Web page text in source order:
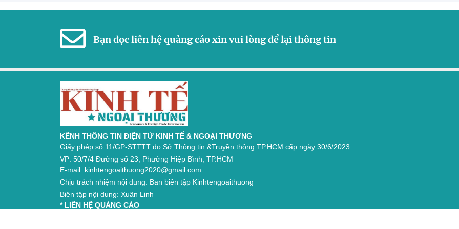
Bạn đọc liên hệ quảng cáo xin vui lòng để lại thông tin
KÊNH THÔNG TIN ĐIỆN TỬ KINH TẾ & NGOẠI THƯƠNG
Giấy phép số 11/GP-STTTT do Sở Thông tin &Truyền thông TP.HCM cấp ngày 30/6/2023.
VP: 50/7/4 Đường số 23, Phường Hiệp Bình, TP.HCM
E-mail: kinhtengoaithuong2020@gmail.com
Chịu trách nhiệm nội dung: Ban biên tập Kinhtengoaithuong
Biên tập nội dung: Xuân Linh
* LIÊN HỆ QUẢNG CÁO